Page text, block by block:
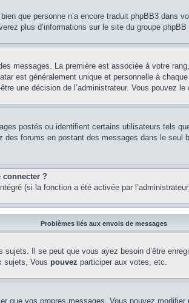
que personne n’a encore traduit phpBB3 dans
plus d’informations sur le site du groupe
messages. La première est associée à votre
est généralement unique et personnelle à
une décision de l’administrateur. Vous pouvez
postés ou identifient certains utilisateurs tels
des forums en postant des messages dans le
connecter ?
(si la fonction a été activée par
Problèmes liés aux envois de messages
Il se peut que vous ayez besoin d’être
sujets, Vous pouvez participer aux votes, etc.
que vos propres messages. Vous pouvez